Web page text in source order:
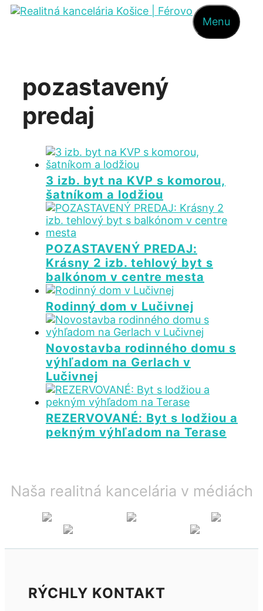
Preskočiť
Menu
pozastavený
predaj
3 izb. byt na KVP s komorou,
šatníkom a lodžiou
POZASTAVENÝ PREDAJ:
Krásny 2 izb. tehlový byt s
balkónom v centre mesta
Rodinný dom v Lučivnej
Novostavba rodinného domu s
výhľadom na Gerlach v
Lučivnej
REZERVOVANÉ: Byt s lodžiou a
pekným výhľadom na Terase
Naša realitná kancelária v médiách
RÝCHLY KONTAKT